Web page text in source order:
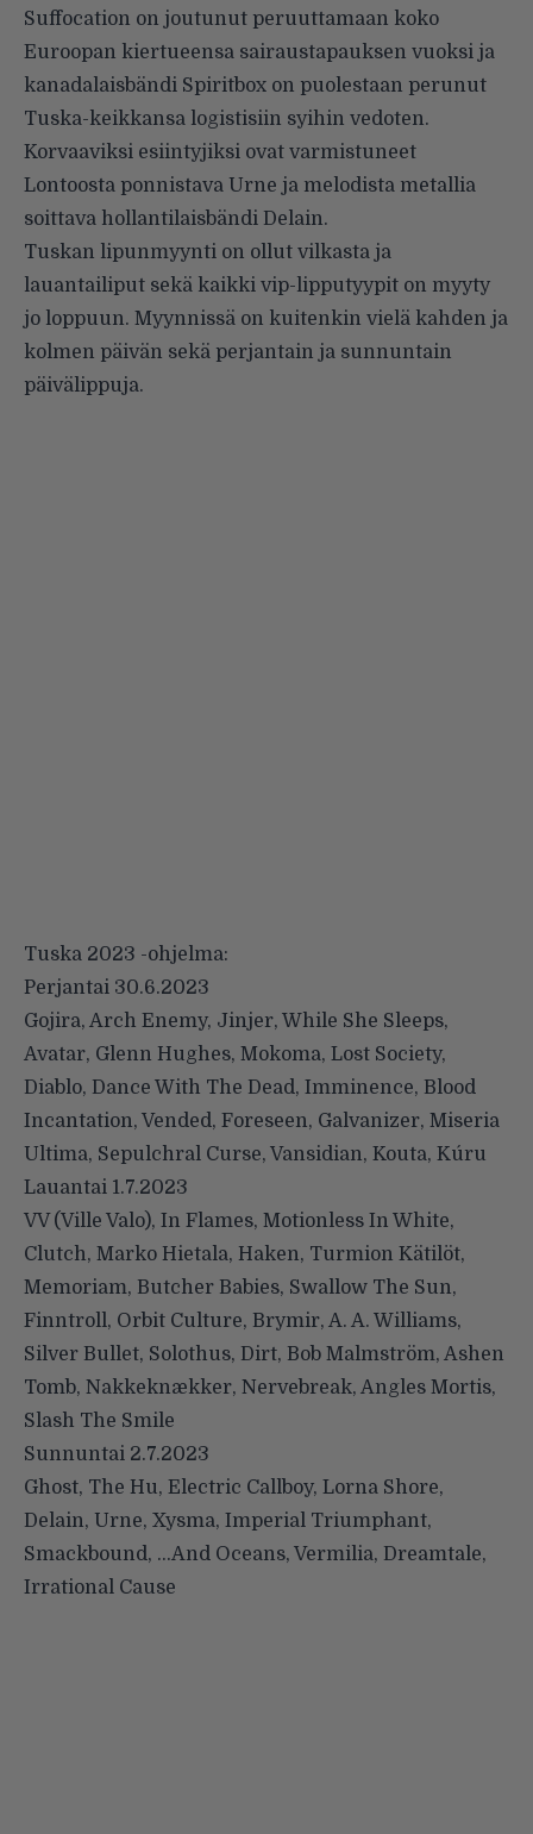
Suffocation on joutunut peruuttamaan koko
Euroopan kiertueensa sairaustapauksen vuoksi ja
kanadalaisbändi Spiritbox on puolestaan perunut
Tuska-keikkansa logistisiin syihin vedoten.
Korvaaviksi esiintyjiksi ovat varmistuneet
Lontoosta ponnistava Urne ja melodista metallia
soittava hollantilaisbändi Delain.
Tuskan lipunmyynti on ollut vilkasta ja
lauantailiput sekä kaikki vip-lipputyypit on myyty
jo loppuun. Myynnissä on kuitenkin vielä kahden ja
kolmen päivän sekä perjantain ja sunnuntain
päivälippuja.
Tuska 2023 -ohjelma:
Perjantai 30.6.2023
Gojira, Arch Enemy, Jinjer, While She Sleeps,
Avatar, Glenn Hughes, Mokoma, Lost Society,
Diablo, Dance With The Dead, Imminence, Blood
Incantation, Vended, Foreseen, Galvanizer, Miseria
Ultima, Sepulchral Curse, Vansidian, Kouta, Kúru
Lauantai 1.7.2023
VV (Ville Valo), In Flames, Motionless In White,
Clutch, Marko Hietala, Haken, Turmion Kätilöt,
Memoriam, Butcher Babies, Swallow The Sun,
Finntroll, Orbit Culture, Brymir, A. A. Williams,
Silver Bullet, Solothus, Dirt, Bob Malmström, Ashen
Tomb, Nakkeknækker, Nervebreak, Angles Mortis,
Slash The Smile
Sunnuntai 2.7.2023
Ghost, The Hu, Electric Callboy, Lorna Shore,
Delain, Urne, Xysma, Imperial Triumphant,
Smackbound, …And Oceans, Vermilia, Dreamtale,
Irrational Cause